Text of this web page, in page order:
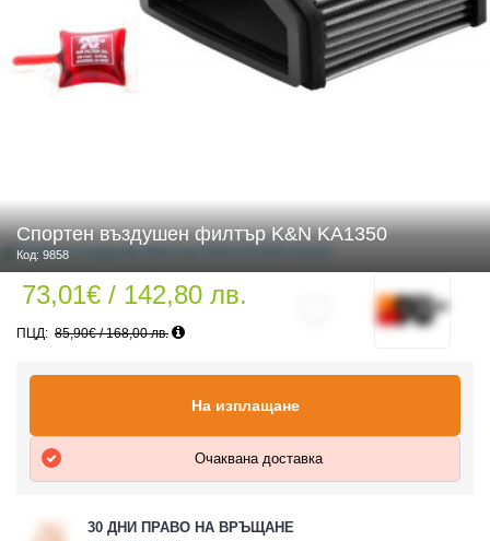
Спортен въздушен филтър K&N KA1350
Код: 9858
73,01€ / 142,80 лв.
85,90€ / 168,00 лв.
На изплащане
Очаквана доставка
30 ДНИ ПРАВО НА ВРЪЩАНЕ